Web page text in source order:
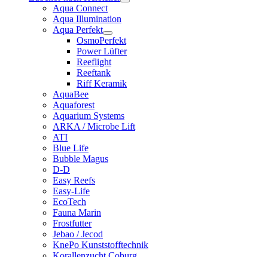
Aqua Connect
Aqua Illumination
Aqua Perfekt
OsmoPerfekt
Power Lüfter
Reeflight
Reeftank
Riff Keramik
AquaBee
Aquaforest
Aquarium Systems
ARKA / Microbe Lift
ATI
Blue Life
Bubble Magus
D-D
Easy Reefs
Easy-Life
EcoTech
Fauna Marin
Frostfutter
Jebao / Jecod
KnePo Kunststofftechnik